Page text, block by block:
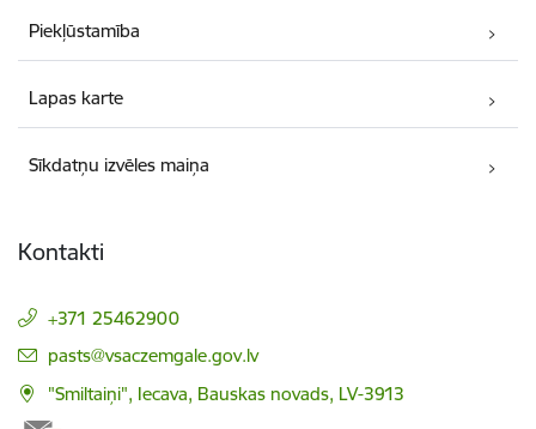
Piekļūstamība
Lapas karte
Sīkdatņu izvēles maiņa
Kontakti
+371 25462900
E-pasts:
pasts@vsaczemgale.gov.lv
"Smiltaiņi", Iecava, Bauskas novads, LV-3913